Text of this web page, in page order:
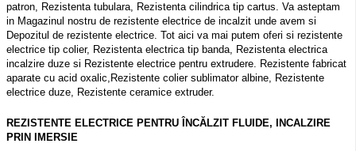
patron, Rezistenta tubulara, Rezistenta cilindrica tip cartus. Va asteptam
in Magazinul nostru de rezistente electrice de incalzit unde avem si
Depozitul de rezistente electrice. Tot aici va mai putem oferi si rezistente
electrice tip colier, Rezistenta electrica tip banda, Rezistenta electrica
incalzire duze si Rezistente electrice pentru extrudere. Rezistente fabricat
aparate cu acid oxalic,Rezistente colier sublimator albine, Rezistente
electrice duze, Rezistente ceramice extruder.
REZISTENTE ELECTRICE PENTRU ÎNCĂLZIT FLUIDE, INCALZIRE
PRIN IMERSIE